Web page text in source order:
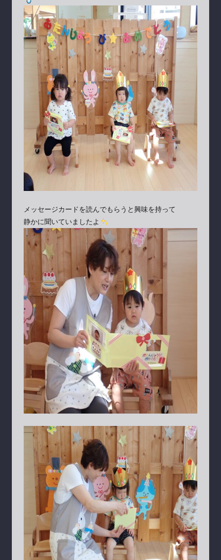
メッセージカードを読んでもらうと興味を持って
静かに聞いていましたよ